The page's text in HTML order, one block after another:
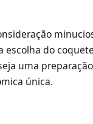
do
uma
única.